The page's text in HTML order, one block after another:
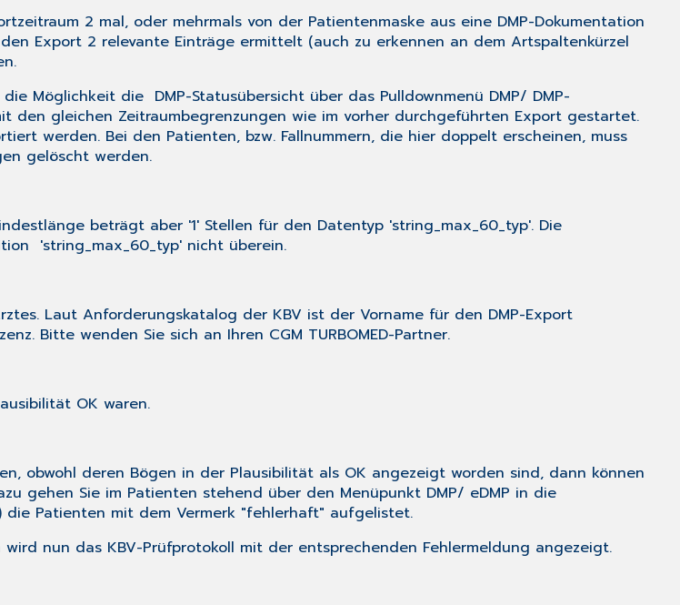
2 mal, oder mehrmals von der Patientenmaske aus eine DMP-Dokumentation
Export 2 relevante Einträge ermittelt (auch zu erkennen an dem Artspaltenkürzel
Möglichkeit die DMP-Statusübersicht über das Pulldownmenü DMP/ DMP-
den gleichen Zeitraumbegrenzungen wie im vorher durchgeführten Export gestartet.
werden. Bei den Patienten, bzw. Fallnummern, die hier doppelt erscheinen, muss
gelöscht werden.
beträgt aber '1' Stellen für den Datentyp 'string_max_60_typ'. Die
'string_max_60_typ' nicht überein.
Laut Anforderungskatalog der KBV ist der Vorname für den DMP-Export
Bitte wenden Sie sich an Ihren CGM TURBOMED-Partner.
OK waren.
obwohl deren Bögen in der Plausibilität als OK angezeigt worden sind, dann können
gehen Sie im Patienten stehend über den Menüpunkt DMP/ eDMP in die
Patienten mit dem Vermerk "fehlerhaft" aufgelistet.
wird nun das KBV-Prüfprotokoll mit der entsprechenden Fehlermeldung angezeigt.